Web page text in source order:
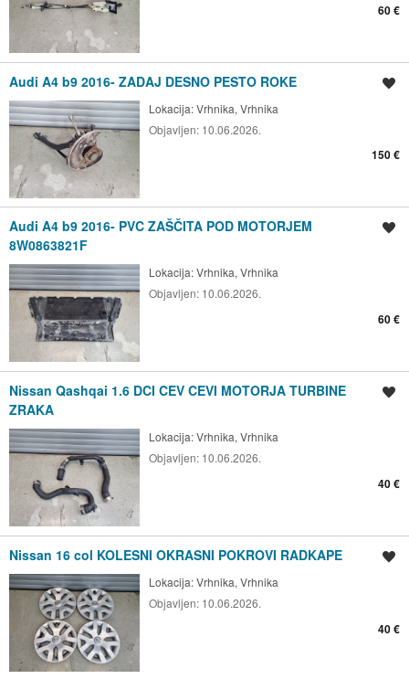
60 €
Audi A4 b9 2016- ZADAJ DESNO PESTO ROKE
Lokacija:Vrhnika, Vrhnika
Objavljen: 10.06.2026.
150 €
Audi A4 b9 2016- PVC ZAŠČITA POD MOTORJEM
8W0863821F
Lokacija:Vrhnika, Vrhnika
Objavljen: 10.06.2026.
60 €
Nissan Qashqai 1.6 DCI CEV CEVI MOTORJA TURBINE
ZRAKA
Lokacija:Vrhnika, Vrhnika
Objavljen: 10.06.2026.
40 €
Nissan 16 col KOLESNI OKRASNI POKROVI RADKAPE
Lokacija:Vrhnika, Vrhnika
Objavljen: 10.06.2026.
40 €